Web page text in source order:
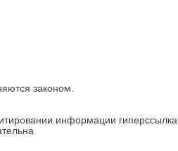
законом.
информации гиперссылка